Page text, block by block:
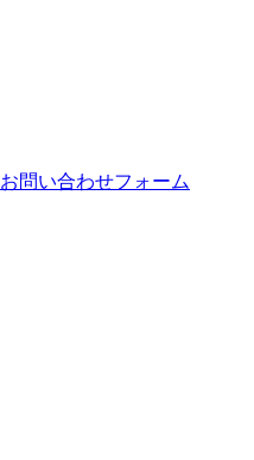
お問い合わせフォーム